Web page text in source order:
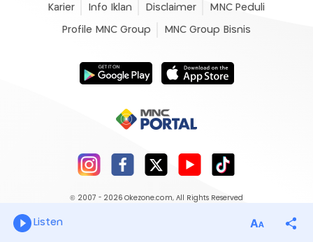
Karier Info Iklan Disclaimer MNC Peduli
Profile MNC Group MNC Group Bisnis
© 2007 - 2026 Okezone.com, All Rights Reserved
Listen